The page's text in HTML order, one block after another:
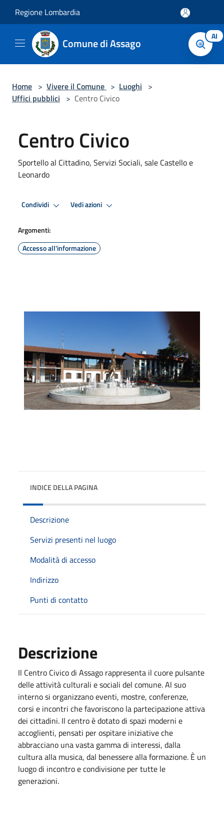
Regione Lombardia
Comune di Assago AI
Home > Vivere il Comune > Luoghi >
Uffici pubblici > Centro Civico
Centro Civico
Sportello al Cittadino, Servizi Sociali, sale Castello e
Leonardo
Condividi Vedi azioni
Argomenti:
Accesso all'informazione
INDICE DELLA PAGINA
Descrizione
Servizi presenti nel luogo
Modalità di accesso
Indirizzo
Punti di contatto
Descrizione
Il Centro Civico di Assago rappresenta il cuore pulsante
delle attività culturali e sociali del comune. Al suo
interno si organizzano eventi, mostre, conferenze,
corsi e incontri che favoriscono la partecipazione attiva
dei cittadini. Il centro è dotato di spazi moderni e
accoglienti, pensati per ospitare iniziative che
abbracciano una vasta gamma di interessi, dalla
cultura alla musica, dal benessere alla formazione. È un
luogo di incontro e condivisione per tutte le
generazioni.